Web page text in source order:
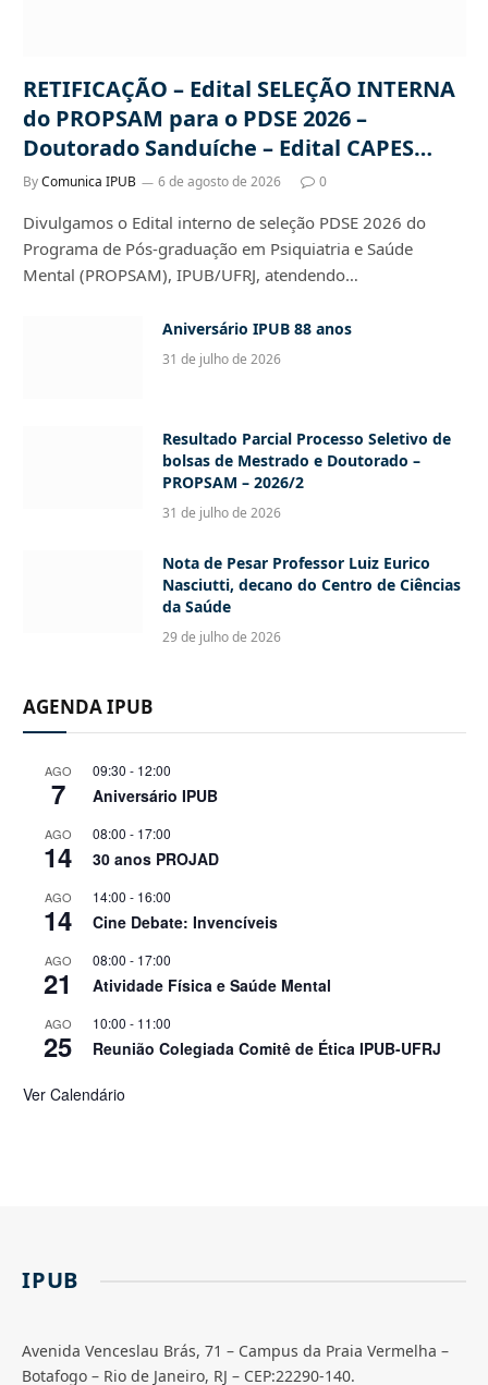
RETIFICAÇÃO – Edital SELEÇÃO INTERNA
do PROPSAM para o PDSE 2026 –
Doutorado Sanduíche – Edital CAPES
22/2026
ByComunica IPUB 6 de agosto de 2026 0
Divulgamos o Edital interno de seleção PDSE 2026 do
Programa de Pós-graduação em Psiquiatria e Saúde
Mental (PROPSAM), IPUB/UFRJ, atendendo…
Aniversário IPUB 88 anos
31 de julho de 2026
Resultado Parcial Processo Seletivo de
bolsas de Mestrado e Doutorado –
PROPSAM – 2026/2
31 de julho de 2026
Nota de Pesar Professor Luiz Eurico
Nasciutti, decano do Centro de Ciências
da Saúde
29 de julho de 2026
AGENDA IPUB
AGO
7
09:30 - 12:00
Aniversário IPUB
AGO
14
08:00 - 17:00
30 anos PROJAD
AGO
14
14:00 - 16:00
Cine Debate: Invencíveis
AGO
21
08:00 - 17:00
Atividade Física e Saúde Mental
AGO
25
10:00 - 11:00
Reunião Colegiada Comitê de Ética IPUB-UFRJ
Ver Calendário
IPUB
Avenida Venceslau Brás, 71 – Campus da Praia Vermelha –
Botafogo – Rio de Janeiro, RJ – CEP:22290-140.